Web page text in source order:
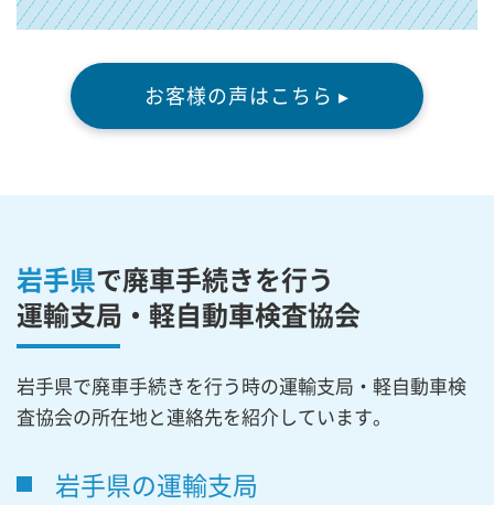
お客様の声はこちら ▸
岩手県で廃車手続きを行う
運輸支局・軽自動車検査協会
岩手県で廃車手続きを行う時の運輸支局・軽自動車検
査協会の所在地と連絡先を紹介しています。
岩手県の運輸支局